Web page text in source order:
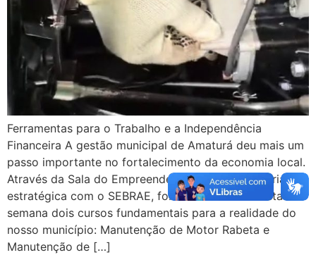
Ferramentas para o Trabalho e a Independência
Financeira A gestão municipal de Amaturá deu mais um
passo importante no fortalecimento da economia local.
Através da Sala do Empreendedor, em uma parceria
estratégica com o SEBRAE, foram concluídos nesta
semana dois cursos fundamentais para a realidade do
nosso município: Manutenção de Motor Rabeta e
Manutenção de […]